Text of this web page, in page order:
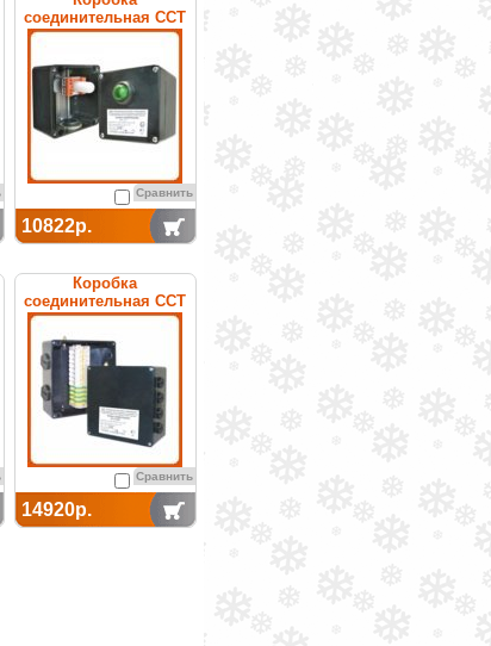
соединительная ССТ
УСК 12.С
Сравнить
10822р.
Коробка
соединительная ССТ
УСК 25.М40
Сравнить
14920р.